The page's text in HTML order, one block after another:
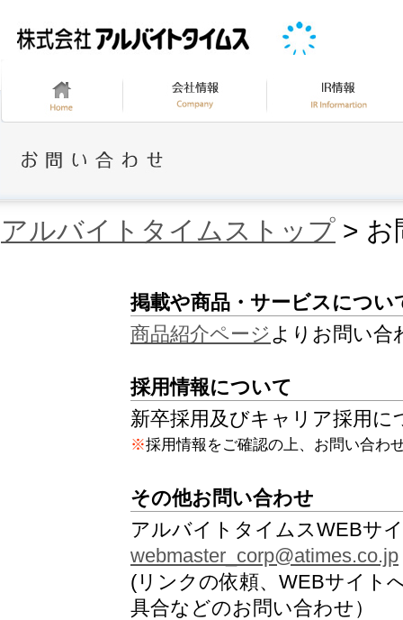
アルバイトタイムストップ > お
掲載や商品・サービスについ
商品紹介ページよりお問い合
採用情報について
新卒採用及びキャリア採用に
※採用情報をご確認の上、お問い合わ
その他お問い合わせ
アルバイトタイムスWEBサ
webmaster_corp@atimes.co.jp
(リンクの依頼、WEBサイト
具合などのお問い合わせ）